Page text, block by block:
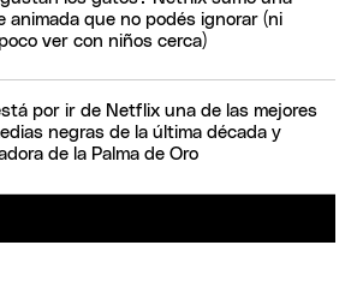
animada que no podés ignorar (ni
ver con niños cerca)
por ir de Netflix una de las mejores
negras de la última década y
de la Palma de Oro